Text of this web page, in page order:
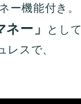
ー機能付き。
ネー」
として
レスで、